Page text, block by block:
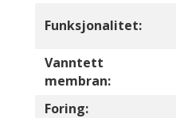
Funksjonalitet:
Vanntett
membran:
Foring: